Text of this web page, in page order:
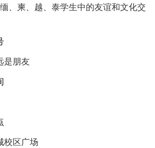
柬、越、泰学生中的友谊和文化交
朋友
区广场